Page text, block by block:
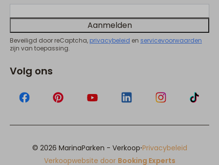
Aanmelden
Beveiligd door reCaptcha, privacybeleid en servicevoorwaarden
zijn van toepassing.
Volg ons
© 2026 MarinaParken - Verkoop·Privacybeleid
Verkoopwebsite door Booking Experts